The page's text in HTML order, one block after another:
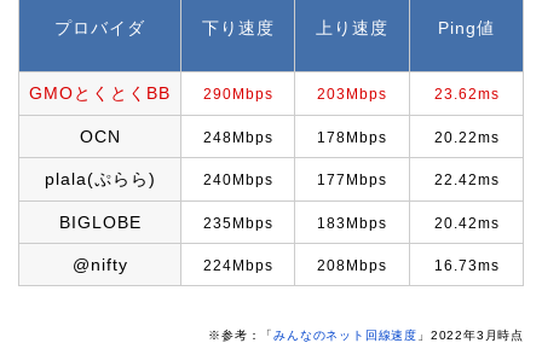
プロバイダ 下り速度 上り速度 Ping値
GMOとくとくBB 290Mbps 203Mbps 23.62ms
OCN 248Mbps 178Mbps 20.22ms
plala(ぷらら) 240Mbps 177Mbps 22.42ms
BIGLOBE 235Mbps 183Mbps 20.42ms
@nifty 224Mbps 208Mbps 16.73ms
※参考：「みんなのネット回線速度 」2022年3月時点